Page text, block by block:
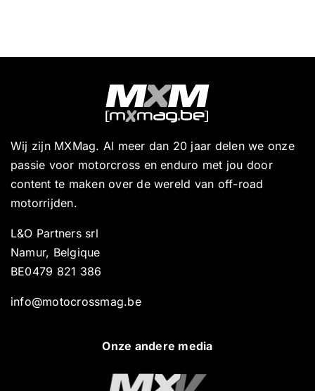
Wij zijn MXMag. Al meer dan 20 jaar delen we onze
passie voor motorcross en enduro met jou door
content te maken over de wereld van off-road
motorrijden.
L&O Partners srl
Namur, Belgique
BE0479 821 386
info@motocrossmag.be
Onze andere media